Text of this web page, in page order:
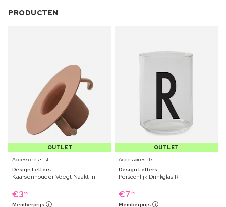
PRODUCTEN
OUTLET
Accessoires ⋅ 1 st
Design Letters
Kaarsenhouder Voegt Naakt In
€3 99
Memberprijs
OUTLET
Accessoires ⋅ 1 st
Design Letters
Persoonlijk Drinkglas R
€7 29
Memberprijs